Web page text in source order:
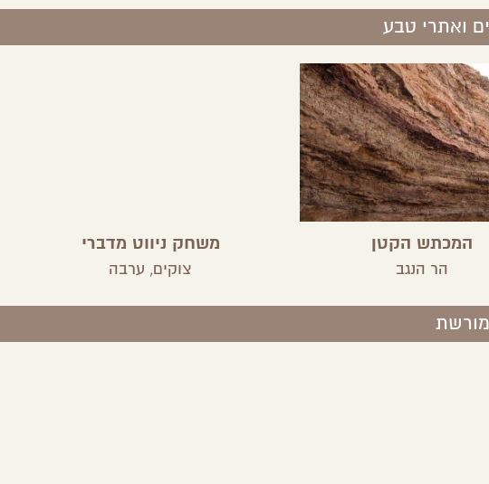
ואתרי טבע
המכתש הקטן
הר הנגב
משחק ניווט מדברי
צוקים, ערבה